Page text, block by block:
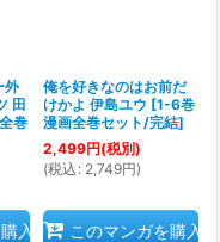
外
田
巻
入
俺を好きなのはお前だ
けかよ 伊島ユウ [1-6巻
漫画全巻セット/完結]
2,499円(税別)
(税込 : 2,749円)
このマンガを購入